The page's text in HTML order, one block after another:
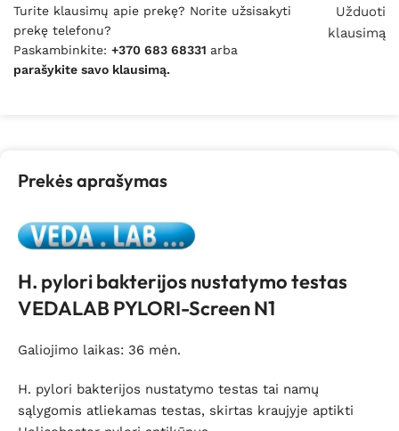
Turite klausimų apie prekę? Norite užsisakyti
prekę telefonu?
Paskambinkite: +370 683 68331 arba
parašykite savo klausimą.
Užduoti
klausimą
Prekės aprašymas
H. pylori bakterijos nustatymo testas
VEDALAB PYLORI-Screen N1
Galiojimo laikas: 36 mėn.
H. pylori bakterijos nustatymo testas tai namų
sąlygomis atliekamas testas, skirtas kraujyje aptikti